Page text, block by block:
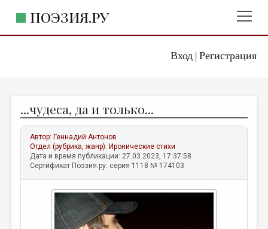
Вход| Регистрация
ПОЭЗИЯ.РУ
ЖАНРЫ
АВТОРЫ
КОММЕНТАРИИ
ЛИТСАЛОН
ПРАВИЛА САЙТА
...чудеса, да и только...
Автор: Геннадий Антонов
Отдел (рубрика, жанр): Иронические стихи
Дата и время публикации: 27.03.2023, 17:37:58
Сертификат Поэзия.ру: серия 1118 № 174103